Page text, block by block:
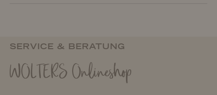
SERVICE & BERATUNG
WOLTERS Onlineshop